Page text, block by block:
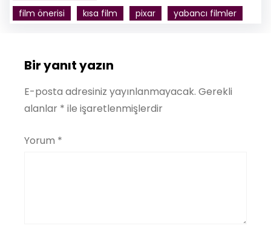
film önerisi
kısa film pixar yabancı filmler
Bir yanıt yazın
E-posta adresiniz yayınlanmayacak. Gerekli
alanlar * ile işaretlenmişlerdir
Yorum *